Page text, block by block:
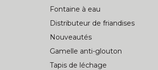
Fontaine à eau
Distributeur de friandises
Nouveautés
Gamelle anti-glouton
Tapis de léchage